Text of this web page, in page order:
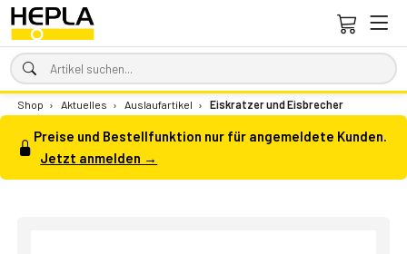
Shop › Aktuelles › Auslaufartikel › Eiskratzer und Eisbrecher
Preise und Bestellfunktion nur für angemeldete Kunden.
Jetzt anmelden →